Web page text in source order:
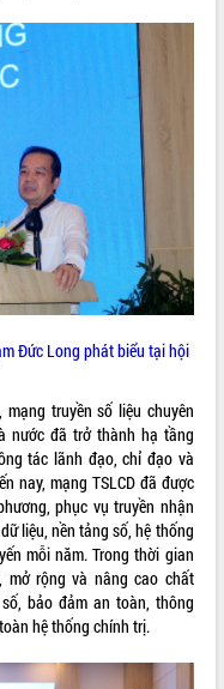
Đức Long phát biểu tại hội
truyền số liệu chuyên
nước đã trở thành hạ tầng
tác lãnh đạo, chỉ đạo và
nay, mạng TSLCD đã được
phục vụ truyền nhận
liệu, nền tảng số, hệ thống
mỗi năm. Trong thời gian
mở rộng và nâng cao chất
bảo đảm an toàn, thông
hệ thống chính trị.